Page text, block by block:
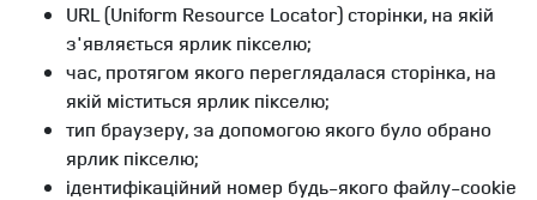
URL (Uniform Resource Locator) сторінки, на якій
з'являється ярлик пікселю;
час, протягом якого переглядалася сторінка, на
якій міститься ярлик пікселю;
тип браузеру, за допомогою якого було обрано
ярлик пікселю;
ідентифікаційний номер будь-якого файлу-cookie